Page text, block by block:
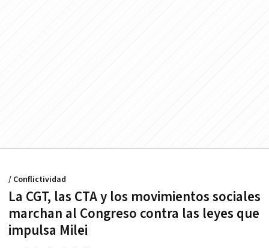
La CGT, las CTA y los movimientos sociales
marchan al Congreso contra las leyes que
impulsa Milei
/ Conflictividad